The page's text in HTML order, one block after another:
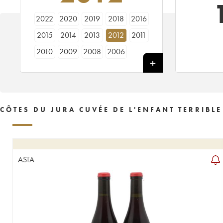
2022 2020 2019 2018
2016
2015
2014 2013 2012
2011
2010
2009 2008 2006
CÔTES DU JURA CUVÉE DE L'ENFANT
ASTA